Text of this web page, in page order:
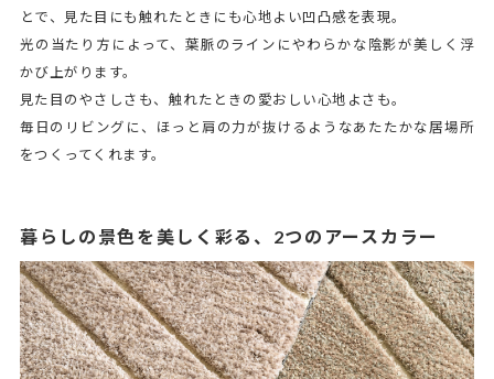
とで、見た目にも触れたときにも心地よい凹凸感を表現。
光の当たり方によって、葉脈のラインにやわらかな陰影が美しく浮
かび上がります。
見た目のやさしさも、触れたときの愛おしい心地よさも。
毎日のリビングに、ほっと肩の力が抜けるようなあたたかな居場所
をつくってくれます。
暮らしの景色を美しく彩る、2つのアースカラー